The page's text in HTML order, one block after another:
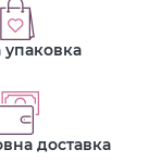
упаковка
доставка